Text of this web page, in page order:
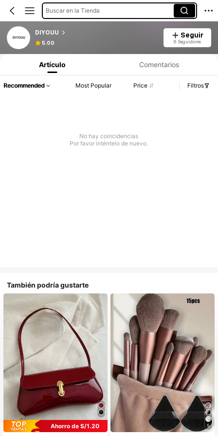
Buscar en la Tienda
DIYOUU
5.00
Seguir
6 Seguidores
Artículo Comentarios
Recommended Most Popular Price Filtros
No hay coincidencias
Por favor inténtelo de nuevo.
También podría gustarte
Ahorro de S/1.20
5